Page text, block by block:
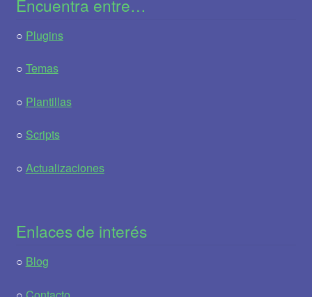
Encuentra entre…
○ Plugins
○ Temas
○ Plantillas
○ Scripts
○ Actualizaciones
Enlaces de interés
○ Blog